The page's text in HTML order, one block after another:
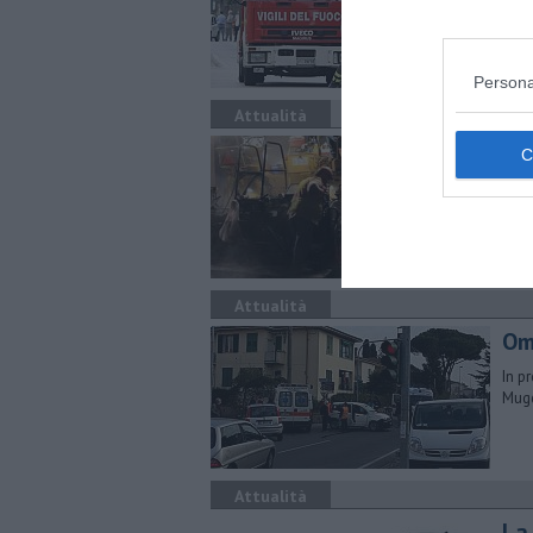
Attualità
Attualità
In
Attualità